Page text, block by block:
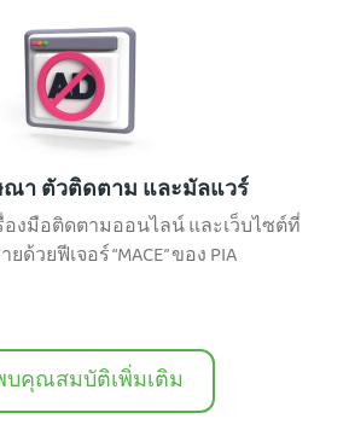
า ตัวติดตาม และมัลแวร์
งมือติดตามออนไลน์ และเว็บไซต์ที่
ด้วยฟีเจอร์ “MACE” ของ PIA
คุณสมบัติเพิ่มเติม